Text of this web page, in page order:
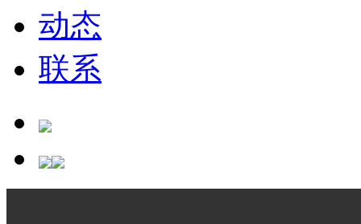
动态
联系